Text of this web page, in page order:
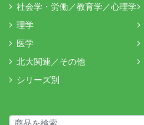
社会学・労働／教育学／心理学
理学
医学
北大関連／その他
シリーズ別